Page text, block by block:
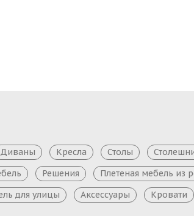
Диваны Кресла Столы
Решения
Плетеная мебель из
для улицы Аксессуары Кровати